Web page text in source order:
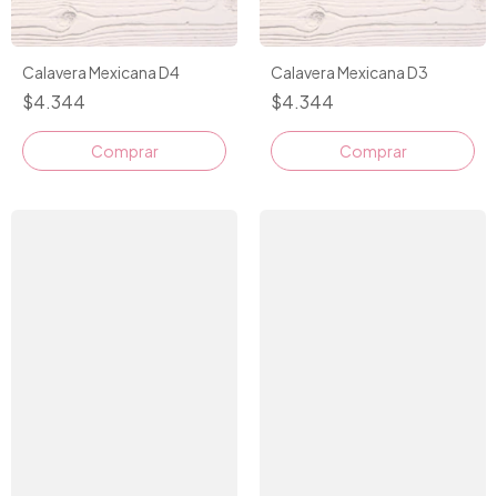
Calavera Mexicana D4
$4.344
Comprar
Calavera Mexicana D3
$4.344
Comprar